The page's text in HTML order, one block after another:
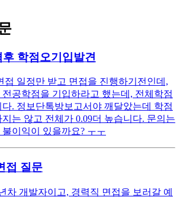
학점오기입발견
접 일정만 받고 면접을 진행하기전인데,
공학점을 기입하라고 했는데, 전체학점
. 정보단톡방보고서야 깨달았는데 학점
는 않고 전체가 0.09더 높습니다. 문의는
이익이 있을까요? ㅜㅜ
접 질문
차 개발자이고, 경력직 면접을 보러갈 예